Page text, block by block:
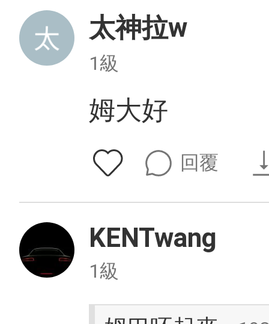
太神拉w
1級
姆大好
回覆
KENTwang
1級